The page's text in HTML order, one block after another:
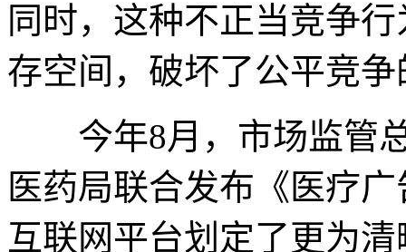
同时，这种不正当竞争
存空间，破坏了公平竞
今年8月，市场监管总
医药局联合发布《医疗
互联网平台划定了更为